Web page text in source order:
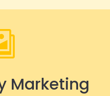
Marketing